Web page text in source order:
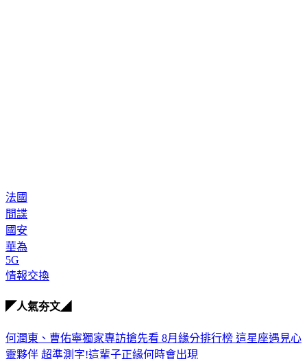
法國
間諜
國安
華為
5G
情報交換
◤人氣夯文◢
何潤東、曹佑寧獨家專訪搶先看 8月緣分排行榜 這星座遇見心
靈夥伴 超準測字!這輩子正緣何時會出現